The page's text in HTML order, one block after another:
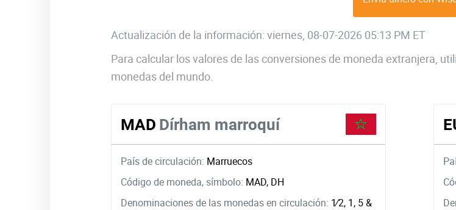
Actualización de la información: viernes, 08-07-2026 05:13 PM ET
Para calcular los valores de las conversiones de moneda extranjera,
monedas del mundo.
MAD Dírham marroquí
País de circulación: Marruecos
Código de moneda, símbolo: MAD, DH
Denominaciones de las monedas en circulación: 1⁄2, 1, 5 &